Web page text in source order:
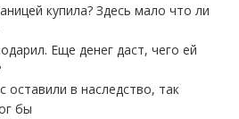
купила? Здесь мало что ли
Еще денег даст, чего ей
оставили в наследство, так
бы